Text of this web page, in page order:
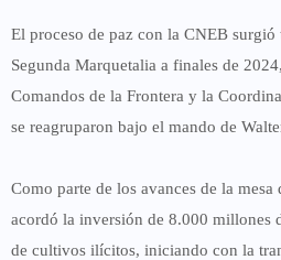
El proceso de paz con la CNEB surgió
Segunda Marquetalia a finales de
Comandos de la Frontera y la
se reagruparon bajo el mando de
Como parte de los avances de la
acordó la inversión de 8.000 millones
de cultivos ilícitos, iniciando con la